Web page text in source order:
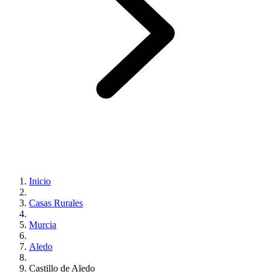
Inicio
Casas Rurales
Murcia
Aledo
Castillo de Aledo